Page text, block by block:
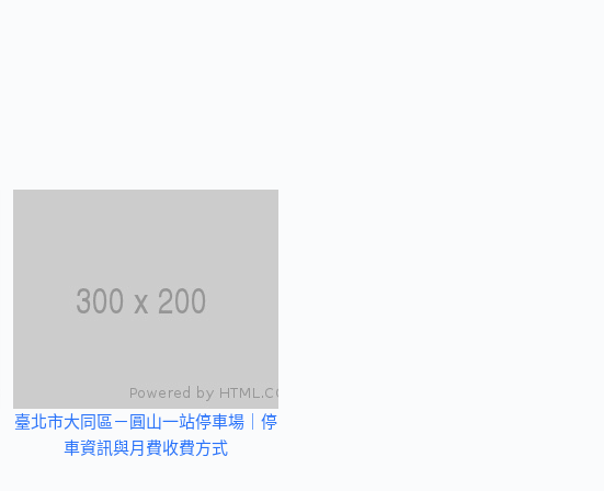
臺北市大同區－圓山一站停車場｜停
車資訊與月費收費方式